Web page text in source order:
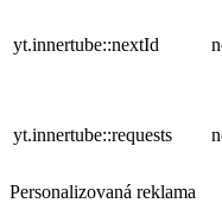
yt.innertube::nextId
yt.innertube::requests
Personalizovaná reklama